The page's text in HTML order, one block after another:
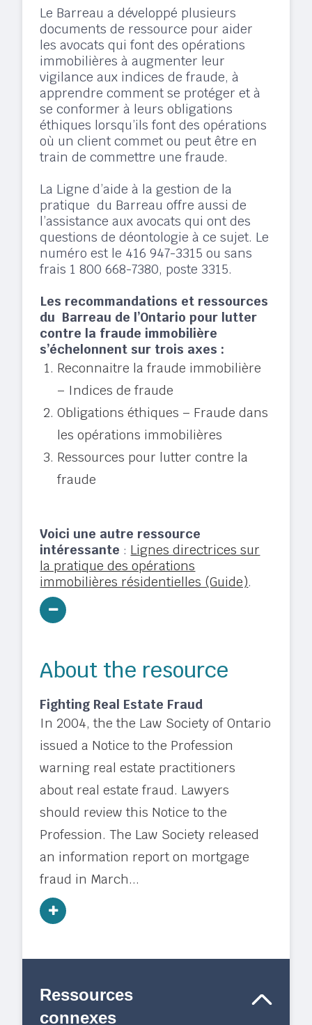
Le Barreau a développé plusieurs
documents de ressource pour aider
les avocats qui font des opérations
immobilières à augmenter leur
vigilance aux indices de fraude, à
apprendre comment se protéger et à
se conformer à leurs obligations
éthiques lorsqu’ils font des opérations
où un client commet ou peut être en
train de commettre une fraude.
La Ligne d’aide à la gestion de la
pratique du Barreau offre aussi de
l’assistance aux avocats qui ont des
questions de déontologie à ce sujet. Le
numéro est le 416 947-3315 ou sans
frais 1 800 668-7380, poste 3315.
Les recommandations et ressources
du Barreau de l’Ontario pour lutter
contre la fraude immobilière
s’échelonnent sur trois axes :
Reconnaitre la fraude immobilière
– Indices de fraude
Obligations éthiques – Fraude dans
les opérations immobilières
Ressources pour lutter contre la
fraude
Voici une autre ressource
intéressante : Lignes directrices sur
la pratique des opérations
immobilières résidentielles (Guide).
About the resource
Fighting Real Estate Fraud
In 2004, the the Law Society of Ontario
issued a Notice to the Profession
warning real estate practitioners
about real estate fraud. Lawyers
should review this Notice to the
Profession. The Law Society released
an information report on mortgage
fraud in March...
Ressources
connexes